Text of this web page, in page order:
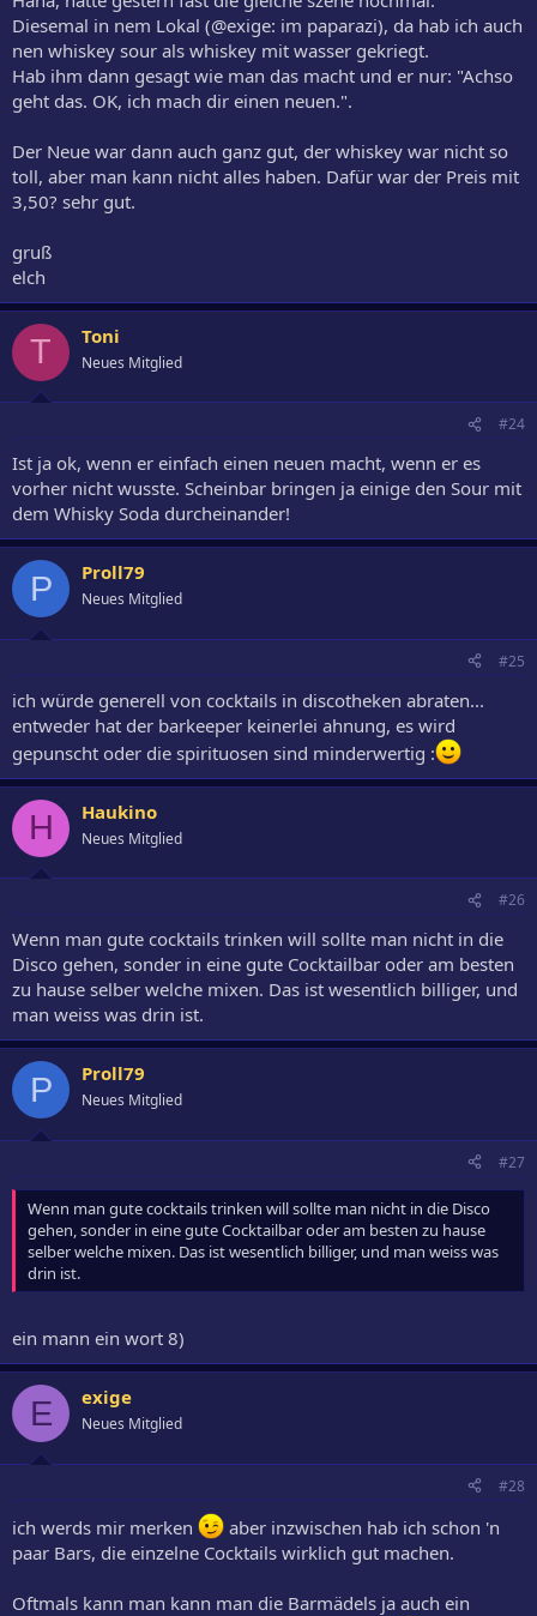
ZUsatz dienen und nicht als ERsatz
in diesem Sinne...
ich mach mir jetzt noch nen kleinen gute-Nach Cocktail.
exige
Diesemal in nem Lokal (@exige: im paparazi), da hab ich auch
nen whiskey sour als whiskey mit wasser gekriegt.
Hab ihm dann gesagt wie man das macht und er nur: "Achso
geht das. OK, ich mach dir einen neuen.".
Der Neue war dann auch ganz gut, der whiskey war nicht so
toll, aber man kann nicht alles haben. Dafür war der Preis mit
3,50? sehr gut.
gruß
elch
T Toni
Neues Mitglied
#24
Ist ja ok, wenn er einfach einen neuen macht, wenn er es
vorher nicht wusste. Scheinbar bringen ja einige den Sour mit
dem Whisky Soda durcheinander!
P Proll79
Neues Mitglied
#25
ich würde generell von cocktails in discotheken abraten...
entweder hat der barkeeper keinerlei ahnung, es wird
gepunscht oder die spirituosen sind minderwertig :
H Haukino
Neues Mitglied
#26
Wenn man gute cocktails trinken will sollte man nicht in die
Disco gehen, sonder in eine gute Cocktailbar oder am besten
zu hause selber welche mixen. Das ist wesentlich billiger, und
man weiss was drin ist.
P Proll79
Neues Mitglied
#27
Wenn man gute cocktails trinken will sollte man nicht in die Disco
gehen, sonder in eine gute Cocktailbar oder am besten zu hause
selber welche mixen. Das ist wesentlich billiger, und man weiss was
drin ist.
ein mann ein wort 8)
E exige
Neues Mitglied
#28
ich werds mir merken
aber inzwischen hab ich schon 'n
paar Bars, die einzelne Cocktails wirklich gut machen.
Oftmals kann man kann man die Barmädels ja auch ein